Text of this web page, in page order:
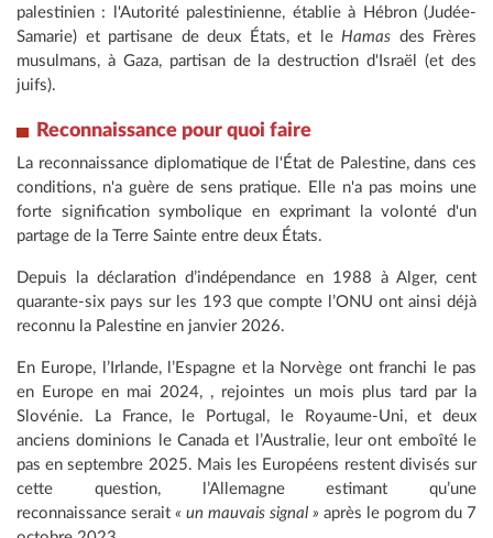
palestinien : l'Autorité palestinienne, établie à Hébron (Judée-
Samarie) et partisane de deux États, et le Hamas des Frères
musulmans, à Gaza, partisan de la destruction d'Israël (et des
juifs).
Reconnaissance pour quoi faire
La reconnaissance diplomatique de l'État de Palestine, dans ces
conditions, n'a guère de sens pratique. Elle n'a pas moins une
forte signification symbolique en exprimant la volonté d'un
partage de la Terre Sainte entre deux États.
Depuis la déclaration d’indépendance en 1988 à Alger, cent
quarante-six pays sur les 193 que compte l’ONU ont ainsi déjà
reconnu la Palestine en janvier 2026.
En Europe, l’Irlande, l’Espagne et la Norvège ont franchi le pas
en Europe en mai 2024, , rejointes un mois plus tard par la
Slovénie. La France, le Portugal, le Royaume-Uni, et deux
anciens dominions le Canada et l’Australie, leur ont emboîté le
pas en septembre 2025. Mais les Européens restent divisés sur
cette question, l’Allemagne estimant qu’une
reconnaissance serait « un mauvais signal » après le pogrom du 7